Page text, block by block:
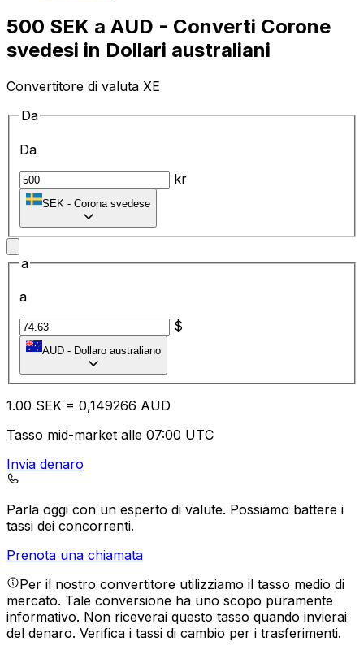
500 SEK a AUD - Converti Corone
svedesi in Dollari australiani
Convertitore di valuta XE
Da
Da
kr
SEK - Corona svedese
a
a
$
AUD - Dollaro australiano
1.00 SEK = 0,149266 AUD
Tasso mid-market alle 07:00 UTC
Invia denaro
Parla oggi con un esperto di valute. Possiamo battere i
tassi dei concorrenti.
Prenota una chiamata
Per il nostro convertitore utilizziamo il tasso medio di
mercato. Tale conversione ha uno scopo puramente
informativo. Non riceverai questo tasso quando invierai
del denaro. Verifica i tassi di cambio per i trasferimenti.